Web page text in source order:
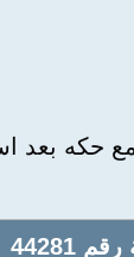
حكه بعد
44281